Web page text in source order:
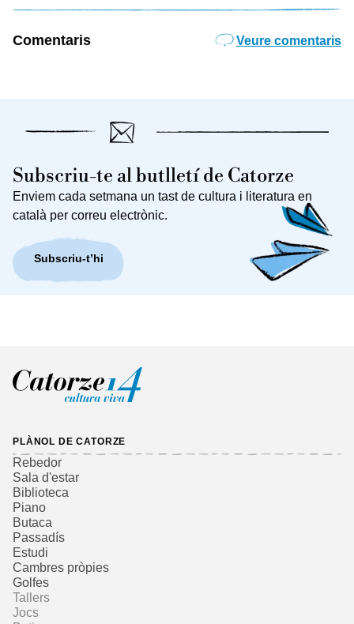
Comentaris Veure comentaris
Subscriu-te al butlletí de Catorze
Enviem cada setmana un tast de cultura i literatura en
català per correu electrònic.
Subscriu-t’hi
PLÀNOL DE CATORZE
Rebedor
Sala d'estar
Biblioteca
Piano
Butaca
Passadís
Estudi
Cambres pròpies
Golfes
Tallers
Jocs